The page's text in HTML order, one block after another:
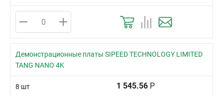
Демонстрационные платы SIPEED TECHNOLOGY LIMITED
TANG NANO 4K
8 шт 1 545.56 Р